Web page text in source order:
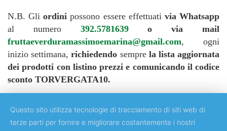
N.B. Gliordinipossono essere effettuati via Whatsapp
al numero 392.5781639
o via mail
fruttaeverduramassimoemarina@gmail.com, ogni
inizio settimana,richiedendo sempre la lista aggiornata
dei prodotti con listino prezzi e comunicando il codice
sconto TORVERGATA10.
Questo sito utilizza tecnologie di tracciamento di siti web di
terze parti per fornire e migliorare costantemente i nostri